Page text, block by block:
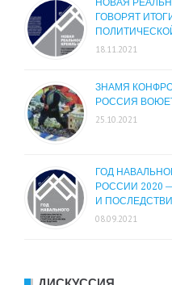
НОВАЯ
ГОВОРЯТ
18.11.2021
ЗНАМЯ
РОССИЯ
25.10.2021
ГОД
РОССИИ 2020
И
08.09.2021